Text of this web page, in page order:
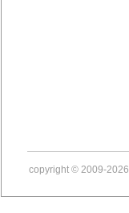
copyright © 2009-2026